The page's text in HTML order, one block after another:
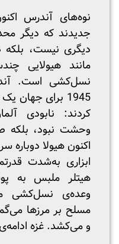
نوه‌های آندرس
جدیدند که دیگر
دیگری نیست، بلکه
مانند هیولایی
نسل‌کشی است.
1945 برای
کردند: نابودی
وحشت نبود، بلکه
اکنون هیولا دوباره
ابزاری به‌شدت
هیتلر ملبس به
وعده‌ی نسل‌کشی
مسلح بر مرزها
و می‌کشد. غزه